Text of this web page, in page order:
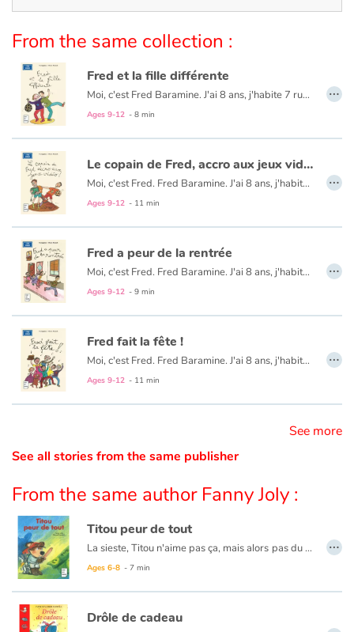
Daily life and hobbies
At school
Festivals and events
Love and friendship
Social issues
Emotions and feelings
Formats and illustrations
Catalogue anglais
Contraste +
Home
Family
Schools
Libraries
Videos & Tutorials
From the same collection :
Fred et la fille différente
Moi, c'est Fred Baramine. J'ai 8 ans, j'habite 7 rue Cénou. Samedi, la journée avait super bien commencé : avec Maman, on regardait les dessins animés... jusqu'à ce que sa cousine Caroline arrive avec sa fille ! Elle était - comment dire ? - différente. On m'a expliqué qu'elle était née avec « la trisomie 21 »...
Ages 9-12 - 8 min
…
Le copain de Fred, accro aux jeux vidéo !
Moi, c'est Fred. Fred Baramine. J'ai 8 ans, j'habite 7 rue Cénou. Le week-end dernier, j'ai proposé à mon meilleur copain, Mouloud, de faire une super partie de pique-nique-foot. Mais, bizarre, il a refusé... Il faut dire qu'il avait un nouveau jeu vidéo vraiment génial, mais bon, c'était pas une raison pour faire comme si j'existais plus !
Ages 9-12 - 11 min
…
Fred a peur de la rentrée
Moi, c'est Fred. Fred Baramine. J'ai 8 ans, j'habite 7 rue Cénou avec Maman et mon chien Toufou. Et je viens de passer la pire rentrée qu'on peut imaginer ! Tout a commencé quand j'ai réalisé que j'avais laissé ma valise avec toutes mes fournitures pour l'école sur le quai de la gare de Cata-les-flots en vacances...
Ages 9-12 - 9 min
…
Fred fait la fête !
Moi, c'est Fred. Fred Baramine. J'ai 8 ans, j'habite 7 rue Cénou. Cette année, pour mon anniversaire, j'ai demandé à Maman si on pouvait organiser une méga-fête. Le problème avec Maman, c'est qu'elle n'a jamais le temps. Mais quand j'ai dit que je pourrais faire la fête chez Papa, elle a répondu : " Hors de question ! La fête aura lieu ici, à la maison ! "
Ages 9-12 - 11 min
…
See more
See all stories from the same publisher
From the same author Fanny Joly :
Titou peur de tout
La sieste, Titou n'aime pas ça, mais alors pas du tout. Si bien qu'au moindre bruit... Titou se relève, et part combattre les monstres. Car, tout le monde le sait, les maisons en regorgent !
Ages 6-8 - 7 min
…
Drôle de cadeau